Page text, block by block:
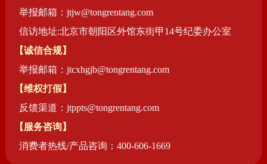
举报邮箱：jtjw@tongrentang.com
信访地址:北京市朝阳区外馆东街甲14号纪委办公室
【诚信合规】
举报邮箱：jtcxhgjb@tongrentang.com
【维权打假】
反馈渠道：jtppts@tongrentang.com
【服务咨询】
消费者热线/产品咨询：400-606-1669